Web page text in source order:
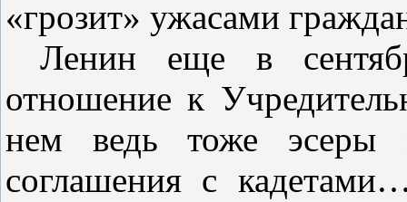
«грозит» ужасами
Ленин еще в
отношение к
нем ведь тоже эсеры
соглашения с